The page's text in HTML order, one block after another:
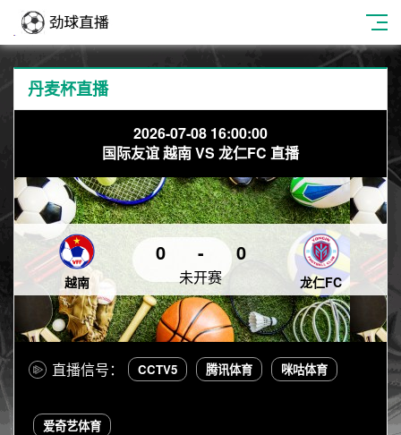
丹麦杯直播
2026-07-08 16:00:00
国际友谊 越南 VS 龙仁FC 直播
越南
0 - 0
龙仁FC
未开赛
直播信号： CCTV5 腾讯体育 咪咕体育
爱奇艺体育